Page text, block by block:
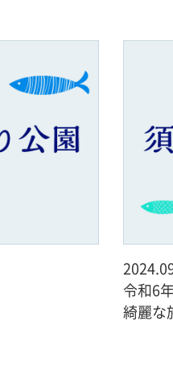
令和6
綺麗な